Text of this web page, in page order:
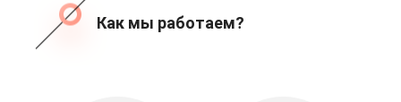
Как мы работаем?